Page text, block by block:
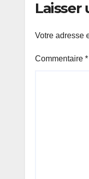
Laisser
Votre adresse
Commentaire *